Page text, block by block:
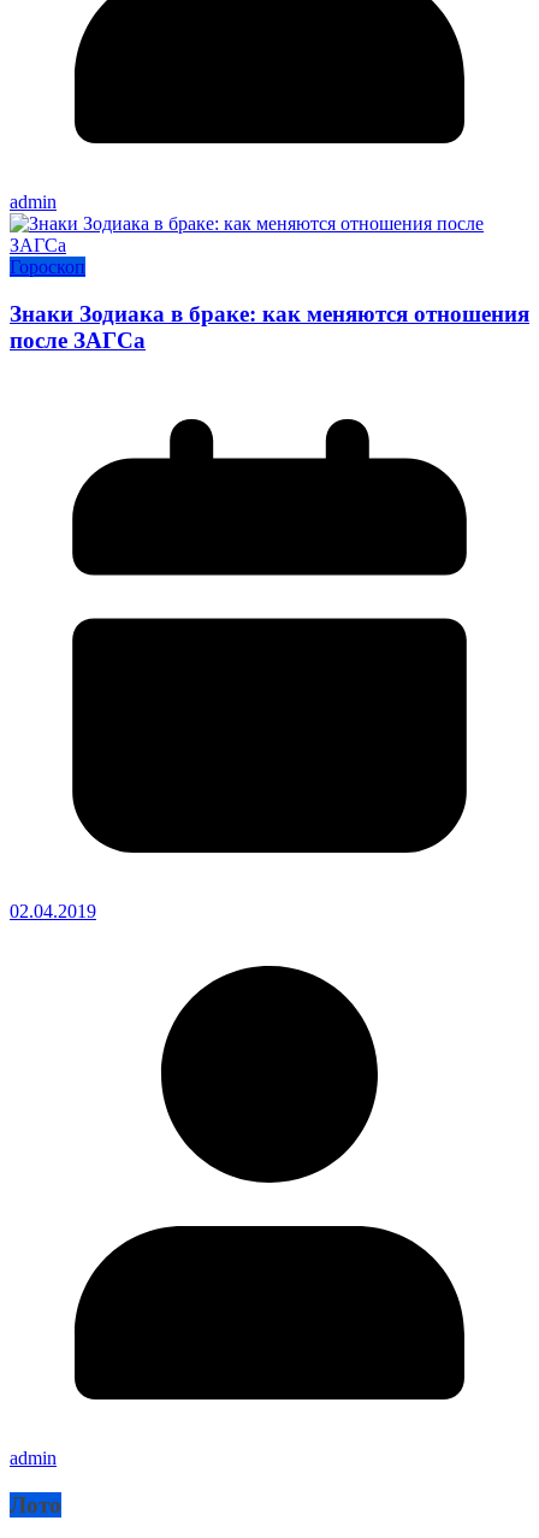
admin
Гороскоп
Знаки Зодиака в браке: как меняются отношения
после ЗАГСа
02.04.2019
admin
Лото